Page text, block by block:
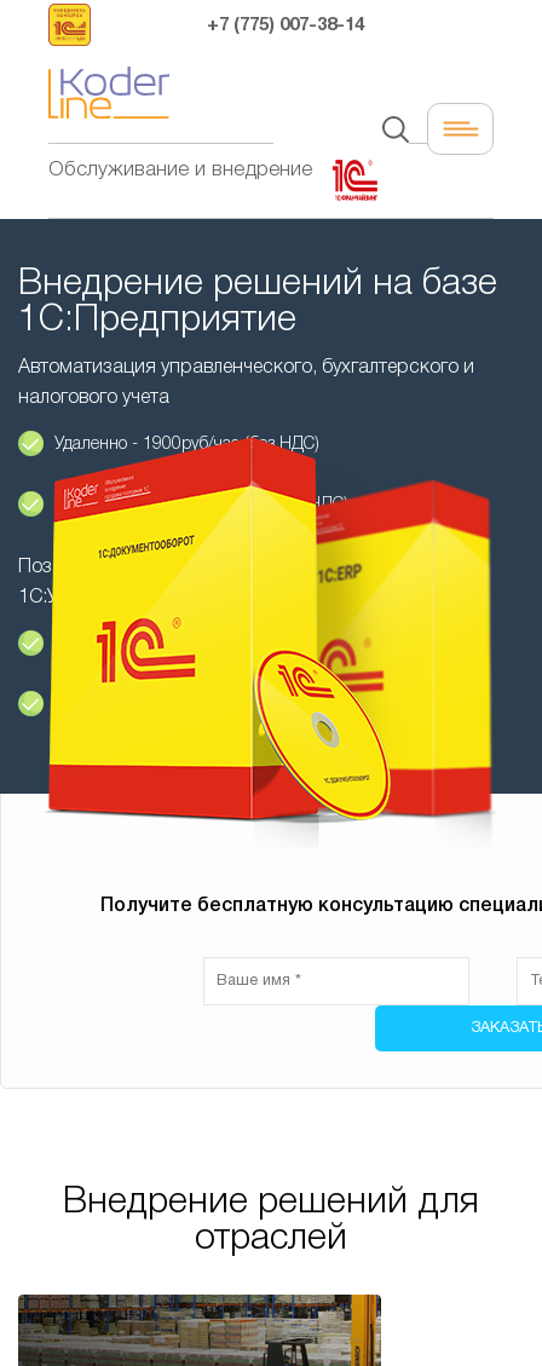
Обслуживание и внедрение
+7 (775) 007-38-14
Внедрение решений на базе
1С:Предприятие
Автоматизация управленческого, бухгалтерского и
налогового учета
Удаленно - 1900руб/час (без НДС)
Стационарно - 2500руб/час (без НДС)
Позаявочные работы с конфигурациями 1С:ERP и
1С:Управление холдингом
Удаленно - 1900руб/час (без НДС)
Стационарно - 2700руб/час (без НДС)
Получите бесплатную консультацию
Внедрение решений для
отраслей